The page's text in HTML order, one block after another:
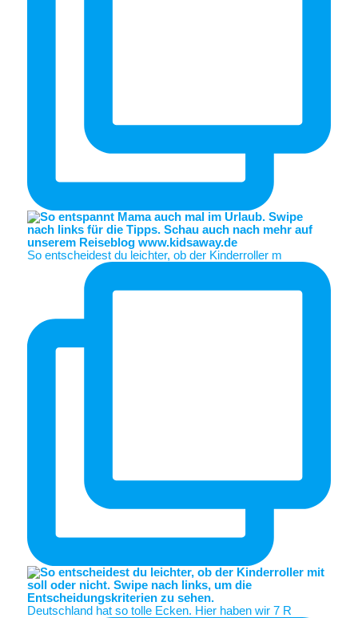
So entscheidest du leichter, ob der Kinderroller m
Deutschland hat so tolle Ecken. Hier haben wir 7 R